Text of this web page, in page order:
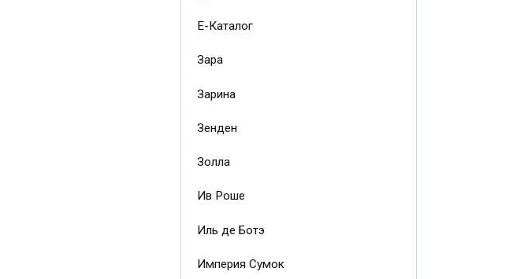
Е-Каталог
Зара
Зарина
Зенден
Золла
Ив Роше
Иль де Ботэ
Империя Сумок